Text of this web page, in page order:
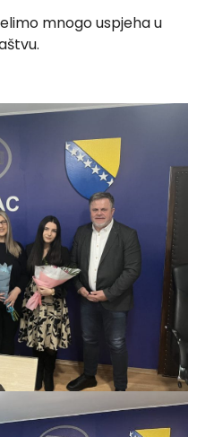
mnogo uspjeha u